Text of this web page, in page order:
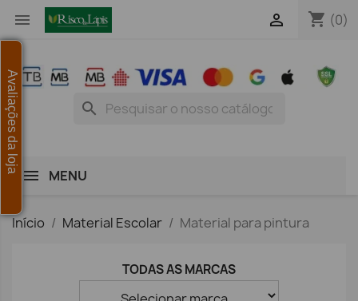
 shopping_cart (0)

search
MENU
Início Material Escolar Material para pintura
TODAS AS MARCAS
Avaliações da loja